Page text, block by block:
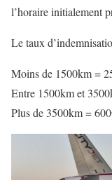
l’horaire initialement
Le taux
Moins de 1500km =
Entre 1500km et
Plus de 3500km =